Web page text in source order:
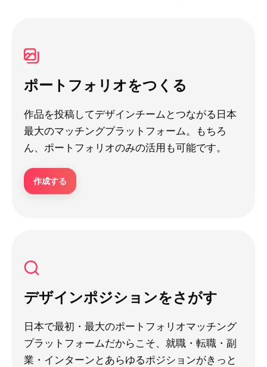
ポートフォリオをつくる
作品を投稿してデザインチームとつながる日本
最大のマッチングプラットフォーム。もちろ
ん、ポートフォリオのみの活用も可能です。
作成する
デザインポジションをさがす
日本で最初・最大のポートフォリオマッチング
プラットフォームだからこそ、就職・転職・副
業・インターンとあらゆるポジションがきっと